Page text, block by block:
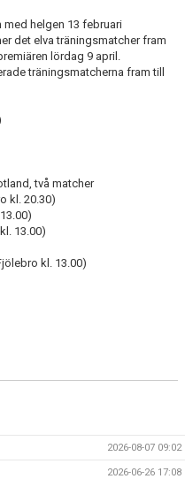
med helgen 13 februari
det elva träningsmatcher fram
lördag 9 april.
träningsmatcherna fram till
två matcher
kl. 20.30)
13.00)
kl. 13.00)
2026-08-07 09:02
2026-06-26 17:08